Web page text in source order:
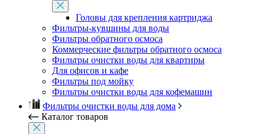
Головы для крепления картриджа
Фильтры-кувшины для воды
Фильтры обратного осмоса
Коммерческие фильтры обратного осмоса
Фильтры очистки воды для квартиры
Для офисов и кафе
Фильтры под мойку
Фильтры очистки воды для кофемашин
Фильтры очистки воды для дома
Каталог товаров